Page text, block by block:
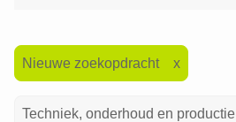
Nieuwe zoekopdracht
Techniek, onderhoud en productie